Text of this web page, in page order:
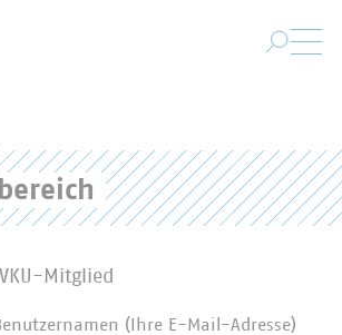
Mitglied
(Ihre E-Mail-Adresse)